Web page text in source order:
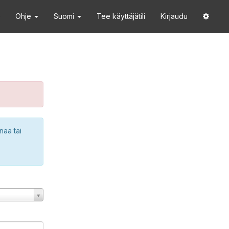
Ohje Suomi Tee käyttäjätili Kirjaudu
tai